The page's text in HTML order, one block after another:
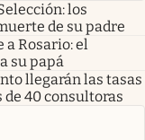
los
de su padre
a Rosario: el
su papá
llegarán las tasas
40 consultoras